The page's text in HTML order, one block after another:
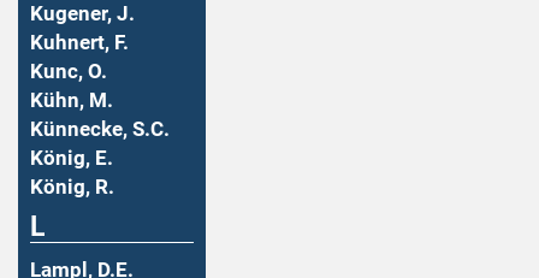
Kugener, J.
Kuhnert, F.
Kunc, O.
Kühn, M.
Künnecke, S.C.
König, E.
König, R.
L
Lampl, D.E.